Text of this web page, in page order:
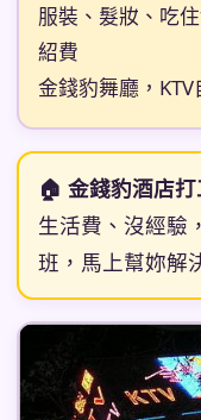
服裝、髮妝、吃
紹費
金錢豹舞廳，
🏠 金錢豹酒店打
生活費、沒經驗
班，馬上幫妳解